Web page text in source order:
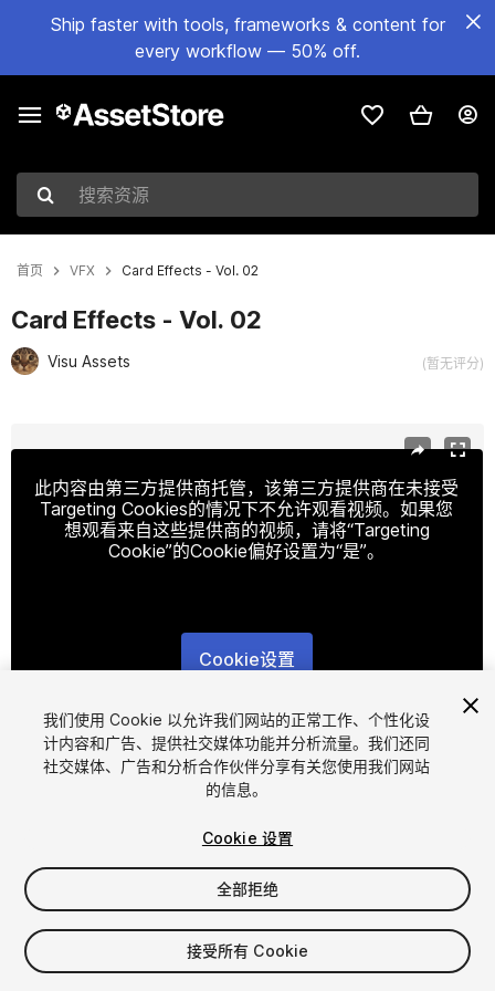
Ship faster with tools, frameworks & content for
every workflow — 50% off.
搜索资源
首页 VFX Card Effects - Vol. 02
Card Effects - Vol. 02
Visu Assets (暂无评分)
此内容由第三方提供商托管，该第三方提供商在未接受
Targeting Cookies的情况下不允许观看视频。如果您
想观看来自这些提供商的视频，请将“Targeting
Cookie”的Cookie偏好设置为“是”。
Cookie设置
1/5
$4.99
增值税将在结算时计算
我们使用 Cookie 以允许我们网站的正常工作、个性化设
计内容和广告、提供社交媒体功能并分析流量。我们还同
社交媒体、广告和分析合作伙伴分享有关您使用我们网站
的信息。
Cookie 设置
全部拒绝
接受所有 Cookie